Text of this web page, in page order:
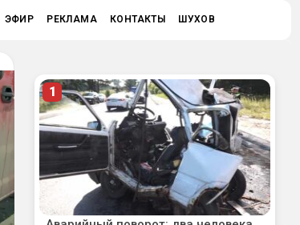
ЭФИР РЕКЛАМА КОНТАКТЫ ШУХОВ